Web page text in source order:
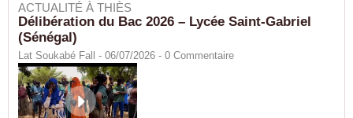
ACTUALITÉ À THIÈS
Délibération du Bac 2026 – Lycée Saint-Gabriel
(Sénégal)
Lat Soukabé Fall - 06/07/2026 - 0 Commentaire